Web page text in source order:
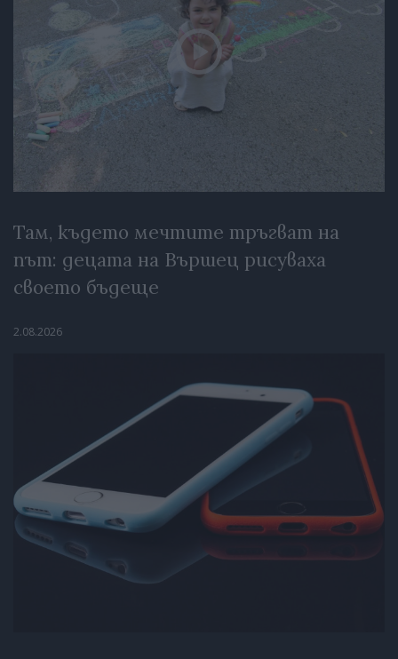
Там, където мечтите тръгват на
път: децата на Вършец рисуваха
своето бъдеще
2.08.2026